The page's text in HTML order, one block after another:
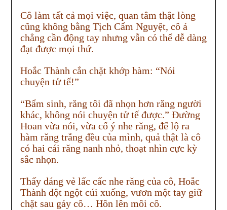
Cô làm tất cả mọi việc, quan tâm thật lòng
cũng không bằng Tịch Cẩm Nguyệt, cô ả
chẳng cần động tay nhưng vẫn có thể dễ dàng
đạt được mọi thứ.
Hoắc Thành cắn chặt khớp hàm: “Nói
chuyện tử tế!”
“Bẩm sinh, răng tôi đã nhọn hơn răng người
khác, không nói chuyện tử tế được.” Đường
Hoan vừa nói, vừa cố ý nhe răng, để lộ ra
hàm răng trắng đều của mình, quả thật là cô
có hai cái răng nanh nhỏ, thoạt nhìn cực kỳ
sắc nhọn.
Thấy dáng vẻ lấc cấc nhe răng của cô, Hoắc
Thành đột ngột cúi xuống, vươn một tay giữ
chặt sau gáy cô… Hôn lên môi cô.